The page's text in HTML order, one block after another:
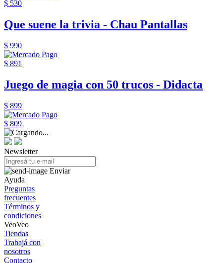
$ 530
Que suene la trivia - Chau Pantallas
$ 990
$ 891
Juego de magia con 50 trucos - Didacta
$ 899
$ 809
Newsletter
Enviar
Ayuda
Preguntas
frecuentes
Términos y
condiciones
VeoVeo
Tiendas
Trabajá con
nosotros
Contacto